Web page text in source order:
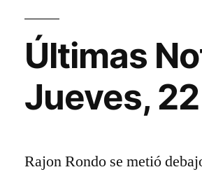
Baratas
2022/2022【
Gratis】»
Últimas
Jueves,
Rajon Rondo se metió